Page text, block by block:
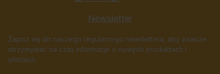
Newsletter
Zapisz się do naszego regularnego newslettera, aby zawsze
otrzymywać na czas informacje o nowych produktach i
ofertach.